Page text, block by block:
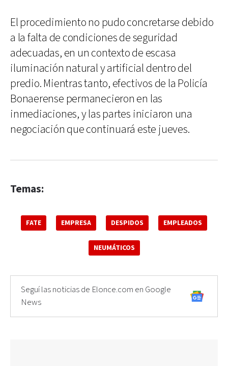
El procedimiento no pudo concretarse debido
a la falta de condiciones de seguridad
adecuadas, en un contexto de escasa
iluminación natural y artificial dentro del
predio. Mientras tanto, efectivos de la Policía
Bonaerense permanecieron en las
inmediaciones, y las partes iniciaron una
negociación que continuará este jueves.
Temas:
FATE EMPRESA DESPIDOS EMPLEADOS
NEUMÁTICOS
Seguí las noticias de Elonce.com en Google
News